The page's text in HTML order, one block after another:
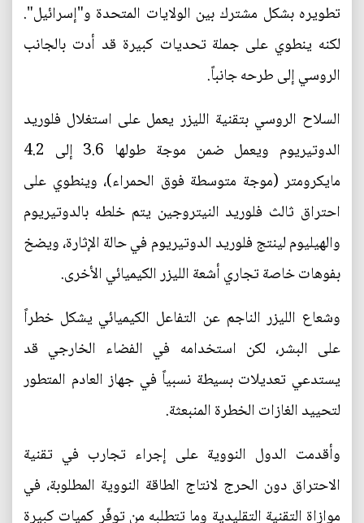
تطويره بشكل مشترك بين الولايات المتحدة و"إسرائيل".
لكنه ينطوي على جملة تحديات كبيرة قد أدت بالجانب
الروسي إلى طرحه جانباً.
السلاح الروسي بتقنية الليزر يعمل على استغلال فلوريد
الدوتيريوم ويعمل ضمن موجة طولها 3.6 إلى 4.2
مايكرومتر (موجة متوسطة فوق الحمراء)، وينطوي على
احتراق ثالث فلوريد النيتروجين يتم خلطه بالدوتيريوم
والهيليوم لينتج فلوريد الدوتيريوم في حالة الإثارة، ويضخ
بفوهات خاصة تجاري أشعة الليزر الكيميائي الأخرى.
وشعاع الليزر الناجم عن التفاعل الكيميائي يشكل خطراً
على البشر، لكن استخدامه في الفضاء الخارجي قد
يستدعي تعديلات بسيطة نسبياً في جهاز العادم المتطور
لتحييد الغازات الخطرة المنبعثة.
وأقدمت الدول النووية على إجراء تجارب في تقنية
الاحتراق دون الحرج لانتاج الطاقة النووية المطلوبة، في
موازاة التقنية التقليدية وما تتطلبه من توفّر كميات كبيرة